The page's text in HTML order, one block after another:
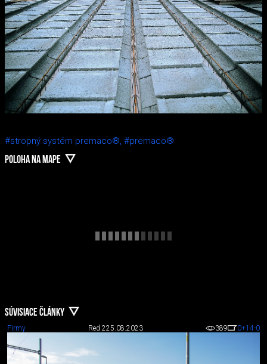
#stropný systém premaco®, #premaco®
POLOHA NA MAPE
SÚVISIACE ČLÁNKY
Firmy Red 225.08.2023 389 0+14-0